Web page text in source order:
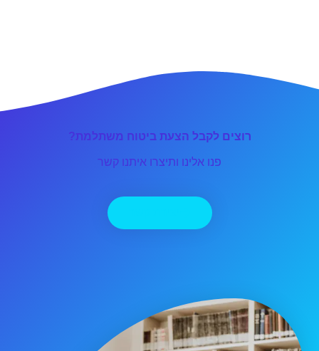
רוצים לקבל הצעת ביטוח משתלמת?
פנו אלינו ותיצרו איתנו קשר